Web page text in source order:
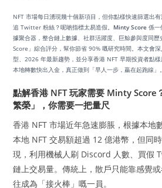
NFT 市場每日湧現幾十個新項目，但你點樣快速篩選出
追 Twitter 粉絲？呢啲指標太易造假。 Minty Score 係一
據聚合器，整合鏈上數據、社群活躍度、巨鯨參與度同
Score」綜合評分，幫你節省 90% 嘅研究時間。本文會
型、2026 年最新趨勢，並分享香港 NFT 早期投資者點
本地轉數快出入金，真正做到「早人一步，贏在起跑線」。
點解香港 NFT 玩家需要 Minty Score
繁榮」，你需要一把量尺
香港 NFT 市場近年急速膨脹，根據本地
本地 NFT 交易額超過 12 億港幣，但同
現，利用機械人刷 Discord 人數、買假
鏈上交易量。傳統上，散戶只能靠感覺
往成為「接火棒」嘅一員。